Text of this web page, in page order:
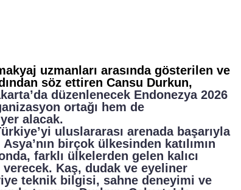
uzmanları arasında gösterilen ve
söz ettiren Cansu Durkun,
düzenlenecek Endonezya 2026
ortağı hem de
alacak.
uluslararası arenada başarıyla
birçok ülkesinden katılımın
farklı ülkelerden gelen kalıcı
Kaş, dudak ve eyeliner
teknik bilgisi, sahne deneyimi ve